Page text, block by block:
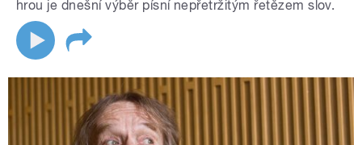
hrou je dnešní výběr písní nepřetržitým řetězem slov.